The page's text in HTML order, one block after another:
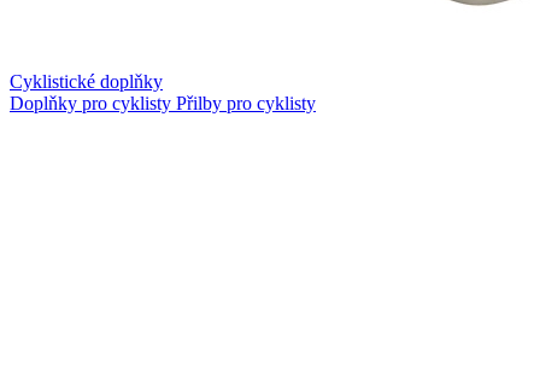
Cyklistické doplňky
Doplňky pro cyklisty Přilby pro cyklisty